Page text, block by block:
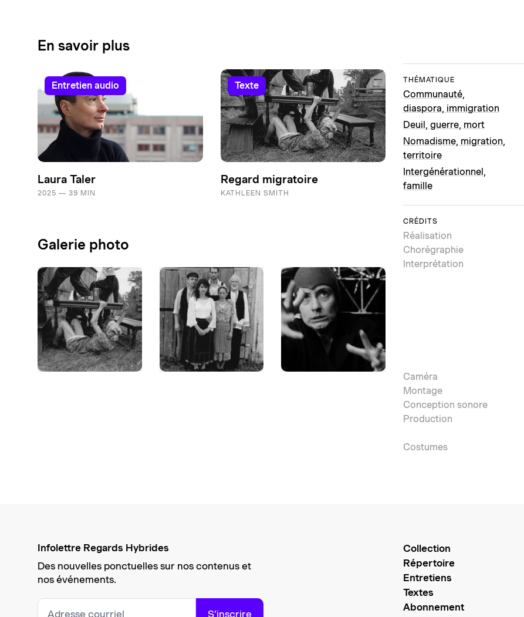
En savoir plus
entretien audio
Laura Taler
2025 — 39 MIN
texte
Regard migratoire
KATHLEEN SMITH
Galerie photo
THÉMATIQUE
Communauté,
diaspora, immigration
Deuil, guerre, mort
Nomadisme, migration,
territoire
Intergénérationnel,
famille
CRÉDITS
Réalisation
Chorégraphie
Interprétation
Caméra
Montage
Conception sonore
Production
Costumes
Infolettre Regards Hybrides
Des nouvelles ponctuelles sur nos contenus et
nos événements.
S’inscrire
Collection
Répertoire
Entretiens
Textes
Abonnement